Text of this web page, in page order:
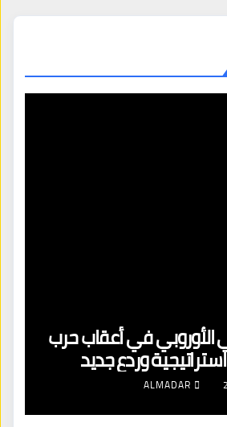
الأوروبي في أعقاب حرب
وردع جديد
ALMADAR